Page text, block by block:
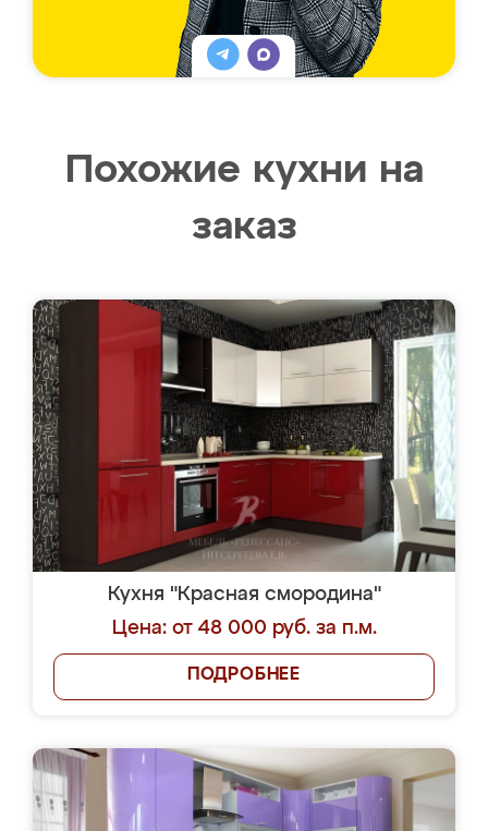
Похожие кухни на
заказ
Кухня "Красная смородина"
Цена: от 48 000 руб. за п.м.
ПОДРОБНЕЕ